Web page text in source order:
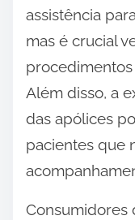
assistência
mas é crucial
Além disso, a
das apólices
pacientes que
Consumidores